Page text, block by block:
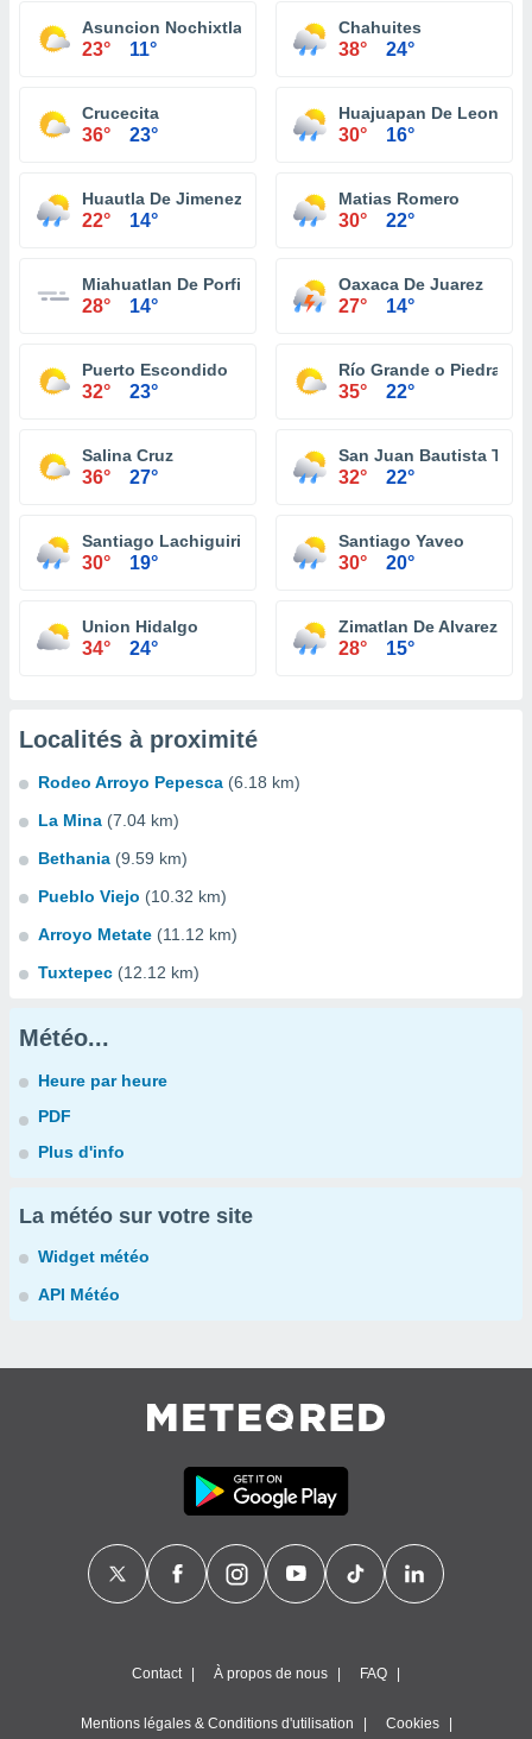
Asuncion Nochixtlan
23° 11°
Chahuites
38° 24°
Crucecita
36° 23°
Huajuapan De Leon
30° 16°
Huautla De Jimenez
22° 14°
Matias Romero
30° 22°
Miahuatlan De Porfirio Diaz
28° 14°
Oaxaca De Juarez
27° 14°
Puerto Escondido
32° 23°
Río Grande o Piedra
35° 22°
Salina Cruz
36° 27°
San Juan Bautista
32° 22°
Santiago Lachiguiri
30° 19°
Santiago Yaveo
30° 20°
Union Hidalgo
34° 24°
Zimatlan De Alvarez
28° 15°
Localités à proximité
Rodeo Arroyo Pepesca (6.18 km)
La Mina (7.04 km)
Bethania (9.59 km)
Pueblo Viejo (10.32 km)
Arroyo Metate (11.12 km)
Tuxtepec (12.12 km)
Météo...
Heure par heure
PDF
Plus d'info
La météo sur votre site
Widget météo
API Météo
Contact À propos de nous FAQ
Mentions légales & Conditions d'utilisation Cookies